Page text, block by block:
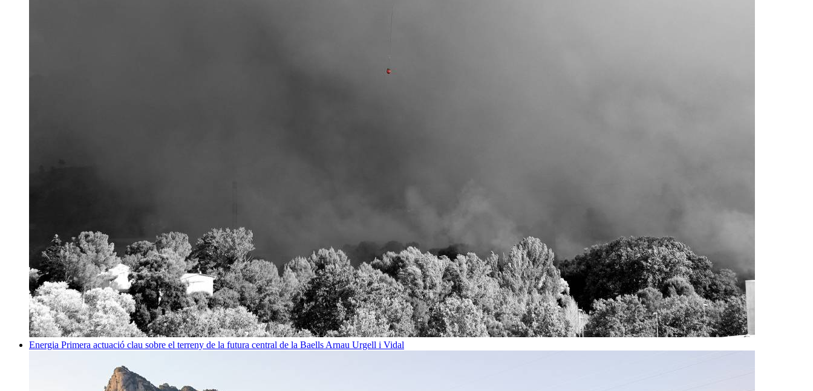
Energia Primera actuació clau sobre el terreny de la futura central de la Baells Arnau Urgell i Vidal